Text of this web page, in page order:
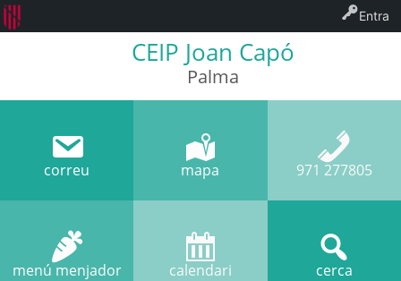
CEIP Joan Capó
Palma
correu mapa 971 277805
menú menjador calendari cerca
Entra